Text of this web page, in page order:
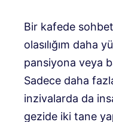
Bir kafede
olasılığım daha
pansiyona veya
Sadece daha
inzivalarda da
gezide iki tane